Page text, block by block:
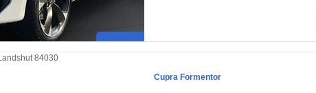
Cupra Formentor